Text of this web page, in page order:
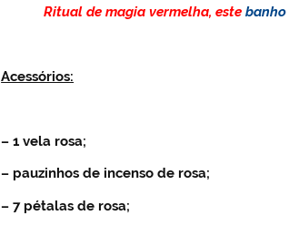
Ritual de magia vermelha, estebanho
Acessórios:
– 1 vela rosa;
– pauzinhos de incenso de rosa;
– 7 pétalas de rosa;